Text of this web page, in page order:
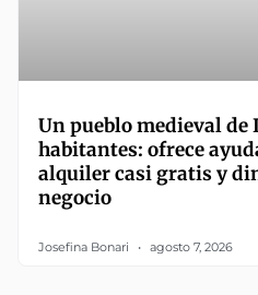
Un pueblo medieval de
habitantes: ofrece
alquiler casi gratis y
negocio
Josefina Bonari agosto 7, 2026